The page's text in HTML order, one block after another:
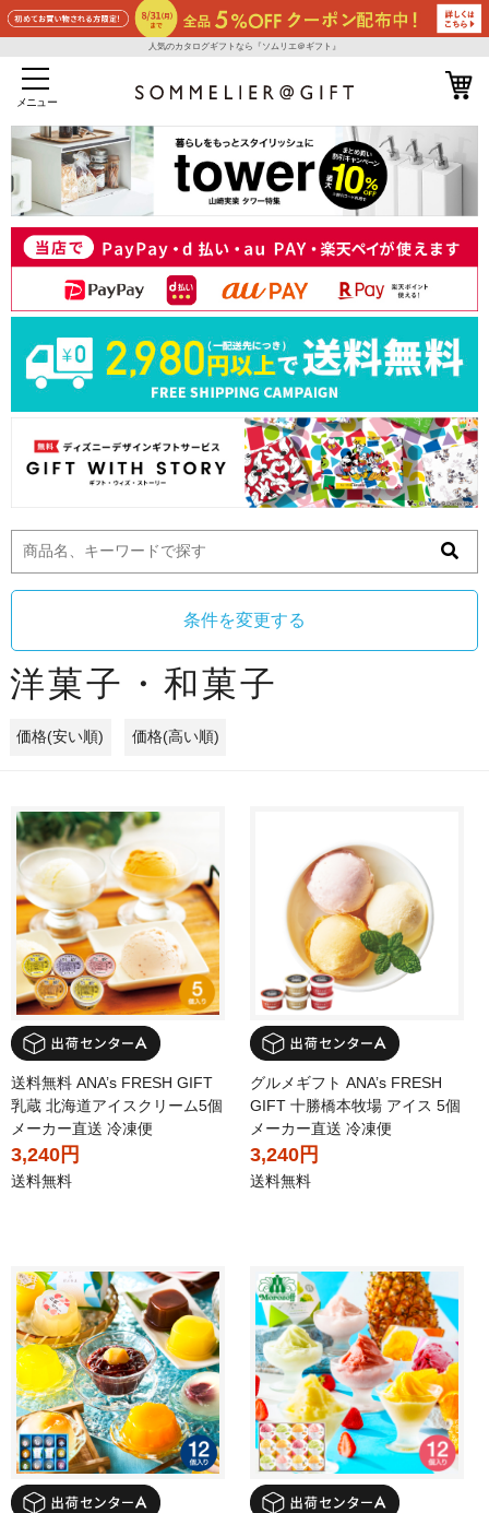
人気のカタログギフトなら『ソムリエ＠ギフト』
メニュー
条件を変更する
洋菓子・和菓子
価格(安い順) 価格(高い順)
送料無料 ANA’s FRESH GIFT
乳蔵 北海道アイスクリーム5個
メーカー直送 冷凍便
3,240円
送料無料
グルメギフト ANA’s FRESH
GIFT 十勝橋本牧場 アイス 5個
メーカー直送 冷凍便
3,240円
送料無料